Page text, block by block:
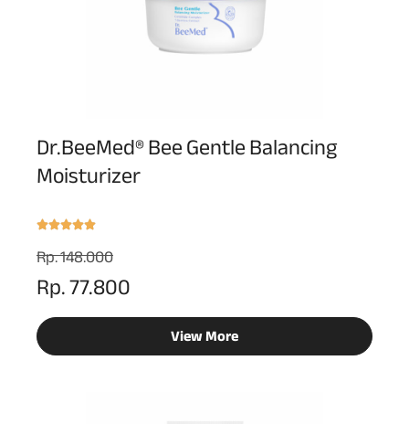
Dr.BeeMed® Bee Gentle Balancing
Moisturizer
Rp. 148.000
Rp. 77.800
View More